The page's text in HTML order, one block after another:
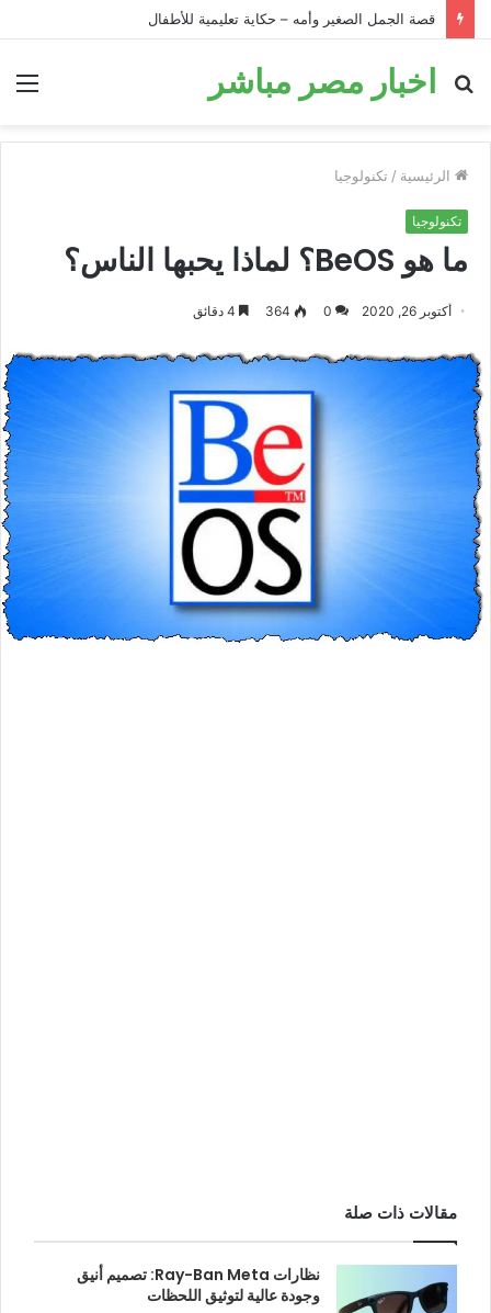
قصة الحمار في البئر: قصة تحفيزية للأطفال قبل النوم
اخبار مصر مباشر
بحث
الرئيسية / تكنولوجيا
تكنولوجيا
ما هو BeOS؟ لماذا يحبها الناس؟
أكتوبر 26, 2020 0
364
مقالات ذات صلة
نظارات Ray-Ban Meta: تصميم أنيق
وجودة عالية لتوثيق اللحظات